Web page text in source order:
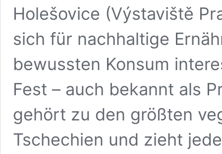
Holešovice (Výstaviště
sich für nachhaltige
bewussten Konsum
Fest – auch bekannt als
gehört zu den größten
Tschechien und zieht